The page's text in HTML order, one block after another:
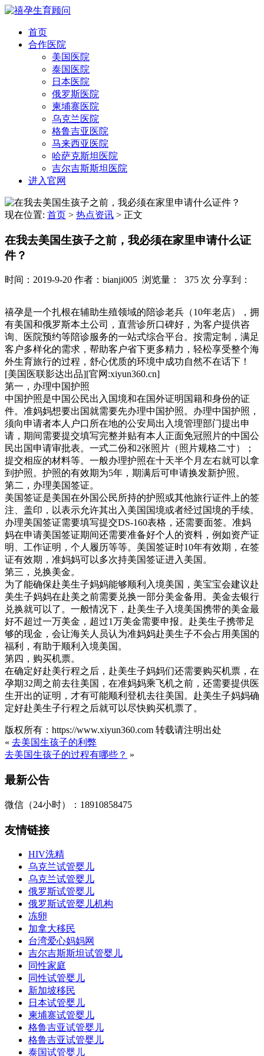
首页
合作医院
美国医院
泰国医院
日本医院
俄罗斯医院
柬埔寨医院
乌克兰医院
格鲁吉亚医院
马来西亚医院
哈萨克斯坦医院
吉尔吉斯斯坦医院
进入官网
现在位置: 首页 > 热点资讯 > 正文
在我去美国生孩子之前，我必须在家里申请什么证
件？
时间：2019-9-20 作者：bianji005 浏览量： 375 次 分享到：
禧孕是一个扎根在辅助生殖领域的陪诊老兵（10年老店），拥
有美国和俄罗斯本土公司，直营诊所口碑好，为客户提供咨
询、医院预约等陪诊服务的一站式综合平台。按需定制，满足
客户多样化的需求，帮助客户省下更多精力，轻松享受整个海
外生育旅行的过程，舒心优质的环境中成功自然不在话下！
[美国医联影达出品][官网:xiyun360.cn]
第一，办理中国护照
中国护照是中国公民出入国境和在国外证明国籍和身份的证
件。准妈妈想要出国就需要先办理中国护照。办理中国护照，
须向申请者本人户口所在地的公安局出入境管理部门提出申
请，期间需要提交填写完整并贴有本人正面免冠照片的中国公
民出国申请审批表。一式二份和2张照片（照片规格二寸）；
提交相应的材料等。一般办理护照在十天半个月左右就可以拿
到护照。护照的有效期为5年，期满后可申请换发新护照。
第二，办理美国签证。
美国签证是美国在外国公民所持的护照或其他旅行证件上的签
注、盖印，以表示允许其出入美国国境或者经过国境的手续。
办理美国签证需要填写提交DS-160表格，还需要面签。准妈
妈在申请美国签证期间还需要准备好个人的资料，例如资产证
明、工作证明，个人履历等等。美国签证时10年有效期，在签
证有效期，准妈妈可以多次持美国签证进入美国。
第三，兑换美金。
为了能确保赴美生子妈妈能够顺利入境美国，美宝宝会建议赴
美生子妈妈在赴美之前需要兑换一部分美金备用。美金去银行
兑换就可以了。一般情况下，赴美生子入境美国携带的美金最
好不超过一万美金，超过1万美金需要申报。赴美生子携带足
够的现金，会让海关人员认为准妈妈赴美生子不会占用美国的
福利，有助于顺利入境美国。
第四，购买机票。
在确定好赴美行程之后，赴美生子妈妈们还需要购买机票，在
孕期32周之前去往美国，在准妈妈乘飞机之前，还需要提供医
生开出的证明，才有可能顺利登机去往美国。赴美生子妈妈确
定好赴美生子行程之后就可以尽快购买机票了。
版权所有：https://www.xiyun360.com 转载请注明出处
« 去美国生孩子的利弊
去美国生孩子的过程有哪些？ »
最新公告
微信（24小时）：18910858475
友情链接
HIV洗精
乌克兰试管婴儿
乌克兰试管婴儿
俄罗斯试管婴儿
俄罗斯试管婴儿机构
冻卵
加拿大移民
台湾爱心妈妈网
吉尔吉斯斯坦试管婴儿
同性家庭
同性试管婴儿
新加坡移民
日本试管婴儿
柬埔寨试管婴儿
格鲁吉亚试管婴儿
格鲁吉亚试管婴儿
泰国试管婴儿